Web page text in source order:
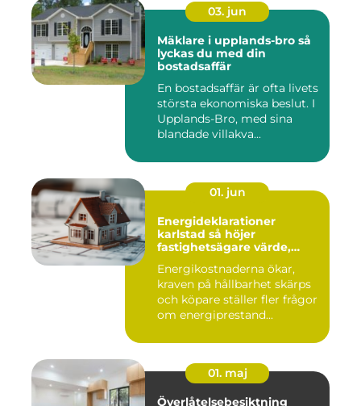
03. jun
Mäklare i upplands-bro så
lyckas du med din
bostadsaffär
En bostadsaffär är ofta livets
största ekonomiska beslut. I
Upplands-Bro, med sina
blandade villakva...
01. jun
Energideklarationer
karlstad så höjer
fastighetsägare värde,
Energikostnaderna ökar,
kraven på hållbarhet skärps
och köpare ställer fler frågor
om energiprestand...
01. maj
Överlåtelsebesiktning